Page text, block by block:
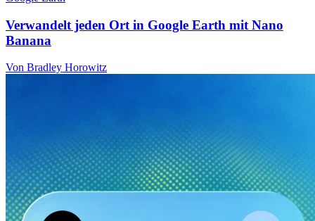
Verwandelt jeden Ort in Google Earth mit Nano
Banana
Von Bradley Horowitz